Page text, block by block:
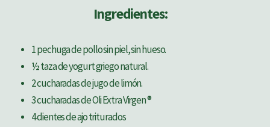
Ingredientes:
1 pechuga de pollo sin piel, sin hueso.
½ taza de yogurt griego natural.
2 cucharadas de jugo de limón.
3 cucharadas de Oli Extra Virgen ®
4 dientes de ajo triturados